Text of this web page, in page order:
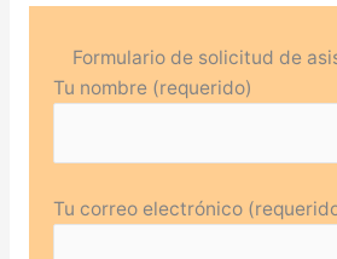
Formulario de solicitud de
Tu nombre (requerido)
Tu correo electrónico